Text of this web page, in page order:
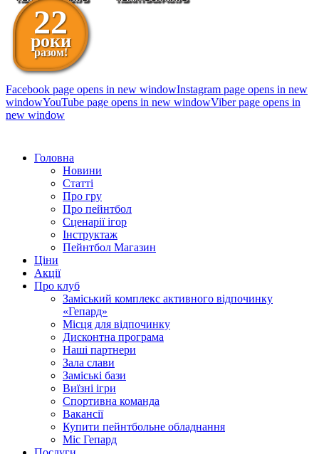
22
роки
разом!
Facebook page opens in new windowInstagram page opens in new
windowYouTube page opens in new windowViber page opens in
new window
Головна
Новини
Статті
Про гру
Про пейнтбол
Сценарії ігор
Інструктаж
Пейнтбол Магазин
Ціни
Акції
Про клуб
Заміський комплекс активного відпочинку
«Гепард»
Місця для відпочинку
Дисконтна програма
Наші партнери
Зала слави
Заміські бази
Виїзні ігри
Спортивна команда
Вакансії
Купити пейнтбольне обладнання
Міс Гепард